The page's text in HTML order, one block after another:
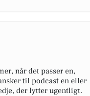
når det passer en,
til podcast en eller
der lytter ugentligt.